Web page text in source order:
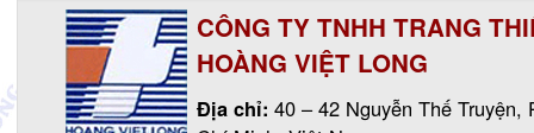
CÔNG TY TNHH TRANG
HOÀNG VIỆT LONG
Địa chỉ: 40 – 42 Nguyễn Thế